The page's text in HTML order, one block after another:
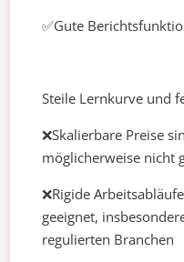
✅Gute
Steile Lernkurve und
❌Skalierbare Preise
möglicherweise nicht
❌Rigide
geeignet,
regulierten Branchen